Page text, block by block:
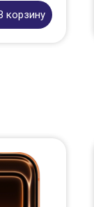
корзину